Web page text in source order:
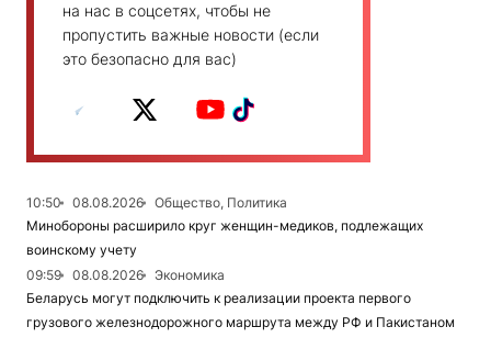
на нас в соцсетях, чтобы не
пропустить важные новости (если
это безопасно для вас)
10:50 08.08.2026
Общество, Политика
Минобороны расширило круг женщин-медиков, подлежащих
воинскому учету
09:59
08.08.2026
Экономика
Беларусь могут подключить к реализации проекта первого
грузового железнодорожного маршрута между РФ и Пакистаном